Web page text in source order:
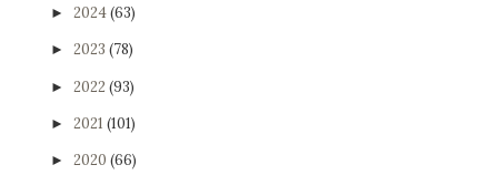
► 2024(63)
► 2023 (78)
► 2022 (93)
► 2021 (101)
► 2020 (66)